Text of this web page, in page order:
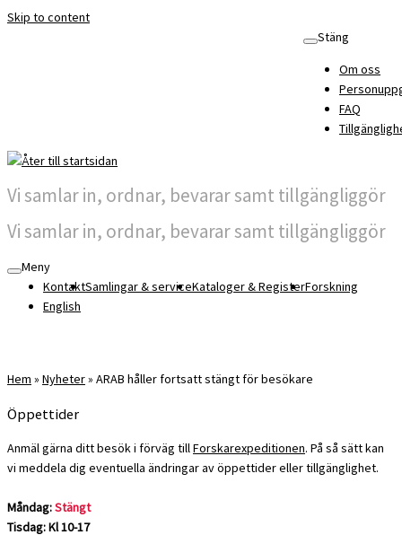
Skip to content
Stäng
Om oss
FAQ
Vi samlar in, ordnar, bevarar samt tillgängliggör
Vi samlar in, ordnar, bevarar samt tillgängliggör
Meny
KontaktSamlingar & serviceKataloger & RegisterForskning
English
Hem » Nyheter» ARAB håller fortsatt stängt för besökare
Öppettider
Anmäl gärna ditt besök i förväg tillForskarexpeditionen. På så sätt kan
vi meddela dig eventuella ändringar av öppettider eller tillgänglighet.
Måndag:Stängt
Tisdag: Kl 10-17